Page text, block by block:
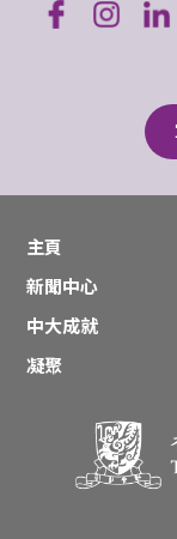
主頁
新聞中心
中大成就
凝聚